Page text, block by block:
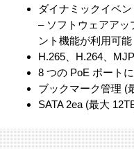
ダイナミックイベ
– ソフトウェアア
ント機能が利用可能
H.265、H.264、
8 つの PoE ポート
ブックマーク管理 (
SATA 2ea (最大